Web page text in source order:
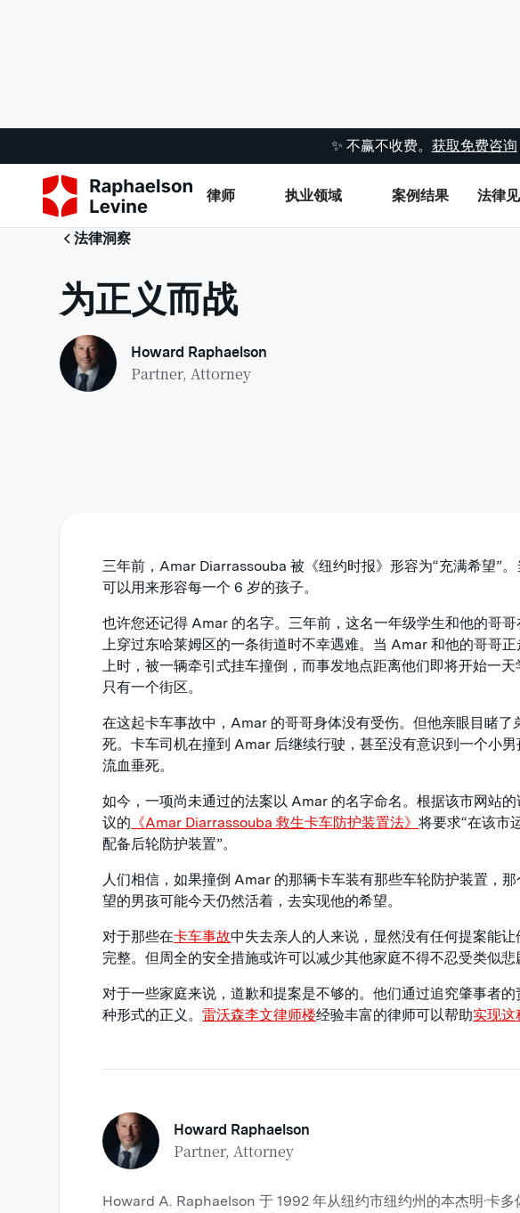
✨ 不赢不收费。 获取免费咨询
律师 执业领域 案例结果 法律
法律洞察
为正义而战
Howard Raphaelson
Partner, Attorney
三年前，Amar Diarrassouba 被《纽约时报》形容为“充满希望”
可以用来形容每一个 6 岁的孩子。
也许您还记得 Amar 的名字。三年前，这名一年级学生和他的哥
上穿过东哈莱姆区的一条街道时不幸遇难。当 Amar 和他的哥哥正
上时，被一辆牵引式挂车撞倒，而事发地点距离他们即将开始一天
只有一个街区。
在这起卡车事故中，Amar 的哥哥身体没有受伤。但他亲眼目睹了
死。卡车司机在撞到 Amar 后继续行驶，甚至没有意识到一个小
流血垂死。
如今，一项尚未通过的法案以 Amar 的名字命名。根据该市网站
议的 《Amar Diarrassouba 救生卡车防护装置法》将要求“在该市
配备后轮防护装置”。
人们相信，如果撞倒 Amar 的那辆卡车装有那些车轮防护装置，
望的男孩可能今天仍然活着，去实现他的希望。
对于那些在卡车事故中失去亲人的人来说，显然没有任何提案能让
完整。但周全的安全措施或许可以减少其他家庭不得不忍受类似悲
对于一些家庭来说，道歉和提案是不够的。他们通过追究肇事者的
种形式的正义。雷沃森李文律师楼经验丰富的律师可以帮助实现这
Howard Raphaelson
Partner, Attorney
Howard A. Raphaelson 于 1992 年从纽约市纽约州的本杰明·卡多